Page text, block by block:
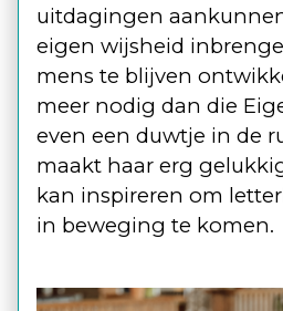
uitdagingen
eigen wijsheid
mens te blijven
meer nodig dan die
even een duwtje in de
maakt haar erg
kan inspireren om
in beweging te komen.